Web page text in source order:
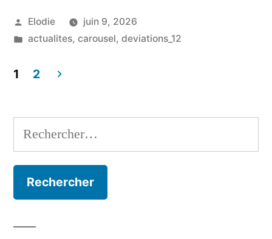
Publié
par
Elodie
juin 9, 2026
Publié
actualites, carousel, deviations_12
des
articles
1 2
Rechercher :